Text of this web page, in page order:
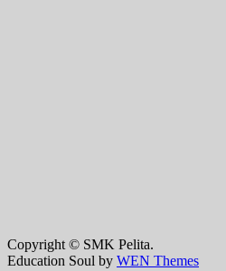
Copyright © SMK Pelita.
Education Soul by WEN Themes